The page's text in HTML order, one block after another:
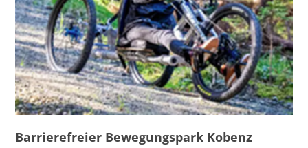
Barrierefreier Bewegungspark Kobenz